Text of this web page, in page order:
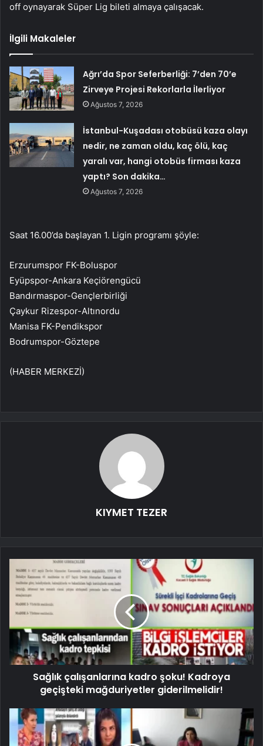
off oynayarak Süper Lig bileti almaya çalışacak.
İlgili Makaleler
Ağrı’da Spor Seferberliği: 7’den 70’e
Zirveye Projesi Rekorlarla İlerliyor
Ağustos 7, 2026
İstanbul-Kuşadası otobüsü kaza olayı
nedir, ne zaman oldu, kaç ölü, kaç
yaralı var, hangi otobüs firması kaza
yaptı? Son dakika…
Ağustos 7, 2026
Saat 16.00’da başlayan 1. Ligin programı şöyle:
Erzurumspor FK-Boluspor
Eyüpspor-Ankara Keçiörengücü
Bandırmaspor-Gençlerbirliği
Çaykur Rizespor-Altınordu
Manisa FK-Pendikspor
Bodrumspor-Göztepe
(HABER MERKEZİ)
KIYMET TEZER
Sağlık çalışanlarına kadro şoku! Kadroya
geçişteki mağduriyetler giderilmelidir!